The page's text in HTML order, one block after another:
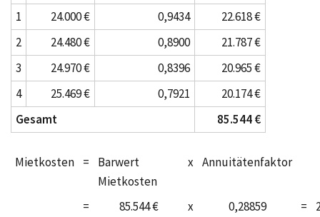
1
24.000 € 0,9434
22.618 €
2
24.480 € 0,8900
21.787 €
3
24.970 € 0,8396
20.965 €
4
25.469 € 0,7921
20.174 €
Gesamt
85.544 €
Mietkosten =
Barwert
Mietkosten
x Annuitätenfaktor
= 85.544 € x 0,28859 =